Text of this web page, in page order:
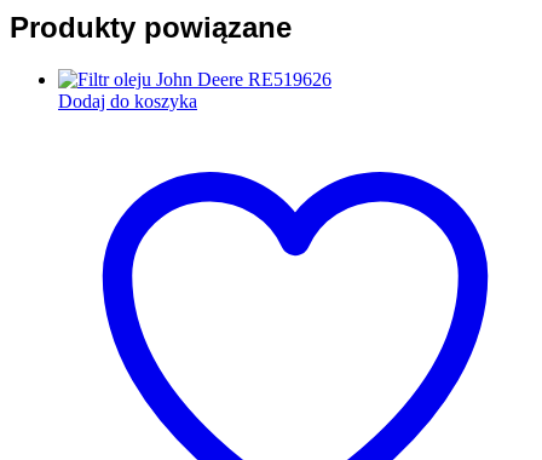
Produkty powiązane
Dodaj do koszyka